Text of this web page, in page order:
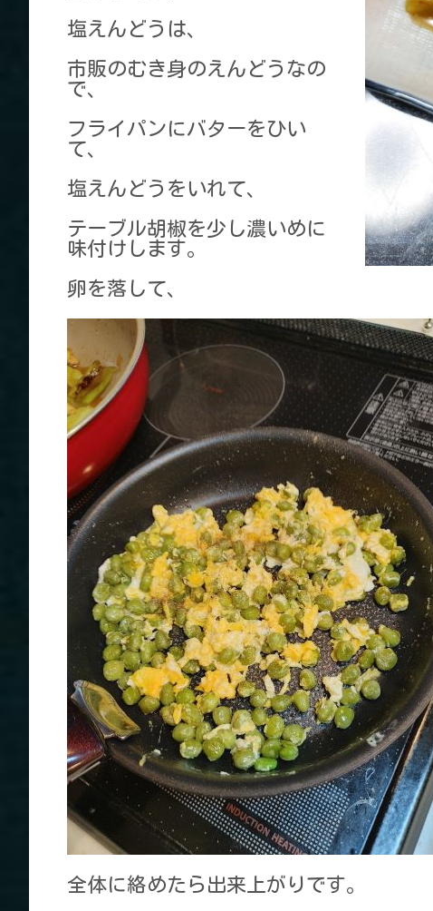
塩えんどうは、
市販のむき身のえんどうなの
で、
フライパンにバターをひい
て、
塩えんどうをいれて、
テーブル胡椒を少し濃いめに
味付けします。
卵を落して、
全体に絡めたら出来上がりです。